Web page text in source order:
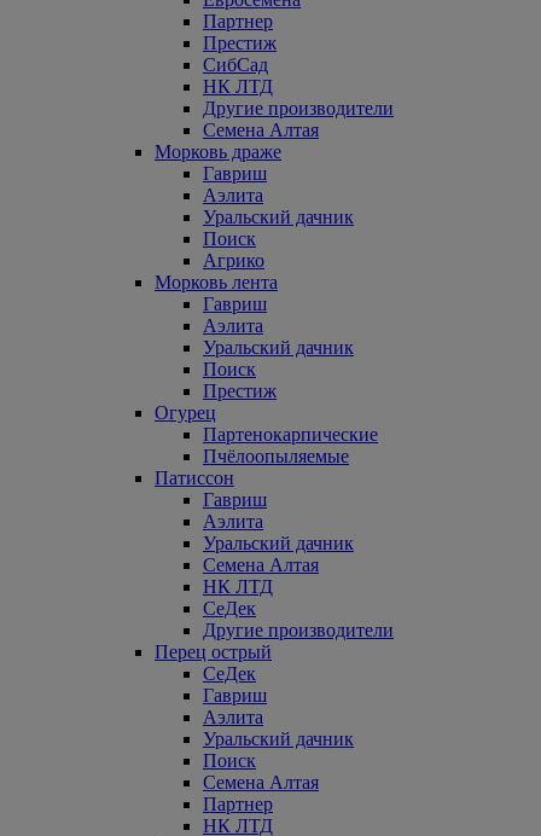
Партнер
Престиж
СибСад
НК ЛТД
Другие производители
Семена Алтая
Морковь драже
Гавриш
Аэлита
Уральский дачник
Поиск
Агрико
Морковь лента
Гавриш
Аэлита
Уральский дачник
Поиск
Престиж
Огурец
Партенокарпические
Пчёлоопыляемые
Патиссон
Гавриш
Аэлита
Уральский дачник
Семена Алтая
НК ЛТД
СеДек
Другие производители
Перец острый
СеДек
Гавриш
Аэлита
Уральский дачник
Поиск
Семена Алтая
Партнер
НК ЛТД